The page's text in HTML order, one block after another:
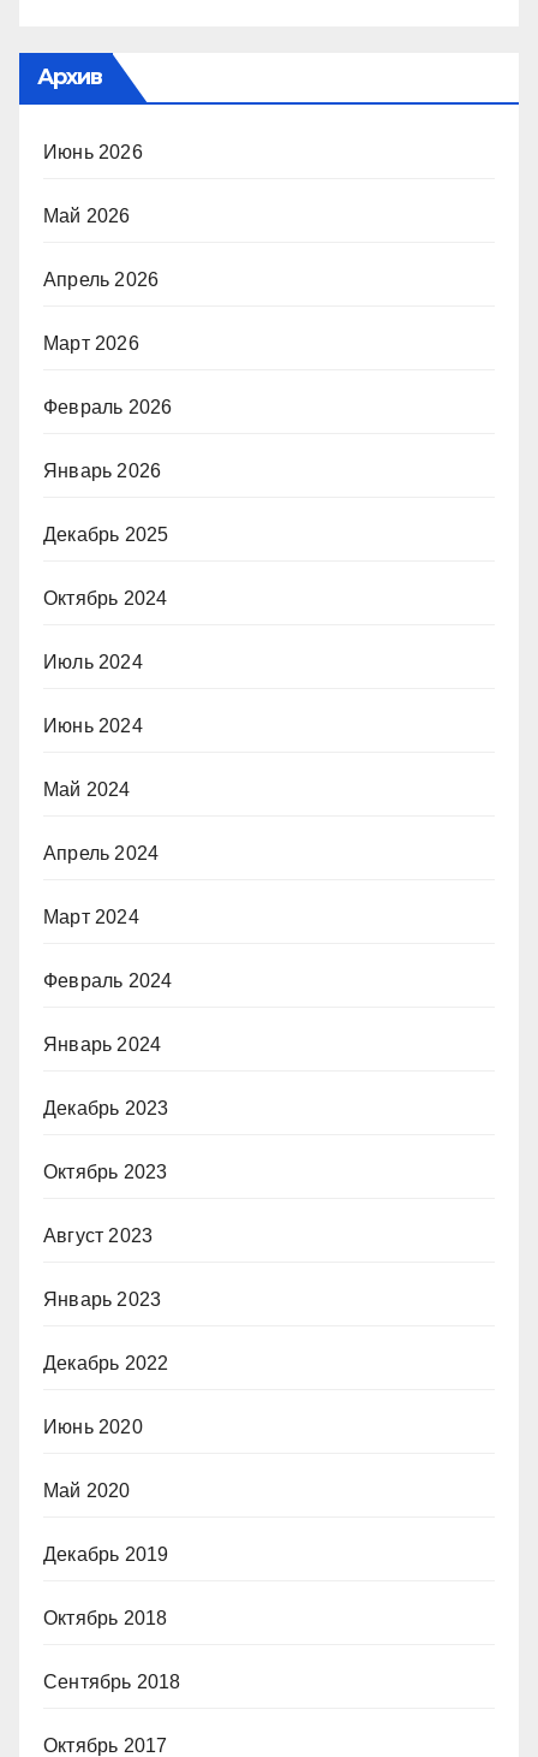
Архив
Июнь 2026
Май 2026
Апрель 2026
Март 2026
Февраль 2026
Январь 2026
Декабрь 2025
Октябрь 2024
Июль 2024
Июнь 2024
Май 2024
Апрель 2024
Март 2024
Февраль 2024
Январь 2024
Декабрь 2023
Октябрь 2023
Август 2023
Январь 2023
Декабрь 2022
Июнь 2020
Май 2020
Декабрь 2019
Октябрь 2018
Сентябрь 2018
Октябрь 2017